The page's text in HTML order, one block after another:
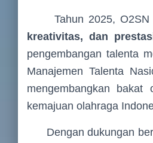
Tahun 2025, O2SN
kreativitas, dan
pengembangan talenta
Manajemen Talenta
mengembangkan
kemajuan olahraga
Dengan dukungan